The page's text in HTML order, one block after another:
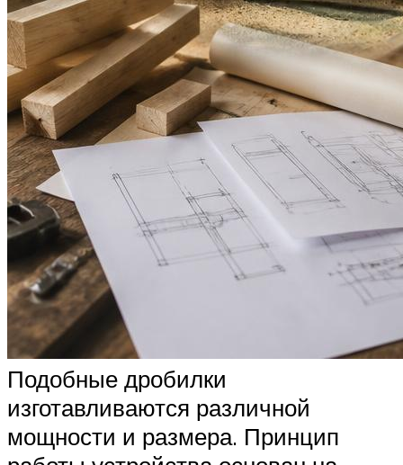
Подобные дробилки
изготавливаются различной
мощности и размера. Принцип